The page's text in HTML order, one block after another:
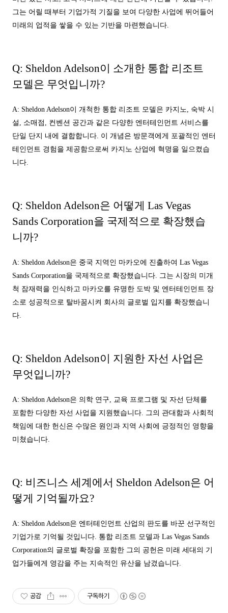
그는 어릴 때부터 기업가적 기질을 보여 다양한 사업에 뛰어들어
미래의 업적을 쌓을 수 있는 기반을 마련했습니다.
Q: Sheldon Adelson이 소개한 통합 리조트
모델은 무엇입니까?
A: Sheldon Adelson이 개척한 통합 리조트 모델은 카지노, 숙박 시
설, 소매점, 컨벤션 공간과 같은 다양한 엔터테인먼트 서비스를
단일 단지 내에 결합합니다. 이 개념은 방문객에게 포괄적인 엔터
테인먼트 경험을 제공함으로써 카지노 산업에 혁명을 일으켰습
니다.
Q: Sheldon Adelson은 어떻게 Las Vegas
Sands Corporation을 국제적으로 확장했습
니까?
A: Sheldon Adelson은 중국 지역인 마카오에 진출하여 Las Vegas
Sands Corporation을 국제적으로 확장했습니다. 그는 시장의 미개
척 잠재력을 인식하고 마카오를 유명한 도박 및 엔터테인먼트 장
소로 성공적으로 탈바꿈시켜 회사의 글로벌 입지를 확장했습니
다.
Q: Sheldon Adelson이 지원한 자선 사업은
무엇입니까?
A: Sheldon Adelson은 의학 연구, 교육 프로그램 및 자선 단체를
포함한 다양한 자선 사업을 지원했습니다. 그의 관대함과 사회적
책임에 대한 헌신은 수많은 원인과 지역 사회에 긍정적인 영향을
미쳤습니다.
Q: 비즈니스 세계에서 Sheldon Adelson은 어
떻게 기억될까요?
A: Sheldon Adelson은 엔터테인먼트 산업의 판도를 바꾼 선구적인
기업가로 기억될 것입니다. 통합 리조트 모델과 Las Vegas Sands
Corporation의 글로벌 확장을 포함한 그의 공헌은 미래 세대의 기
업가들에게 영감을 주는 지속적인 유산을 남겼습니다.
공감 구독하기